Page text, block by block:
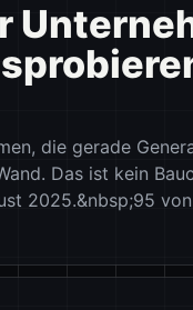
die gerade
Das ist kein
2025.&nbsp;95